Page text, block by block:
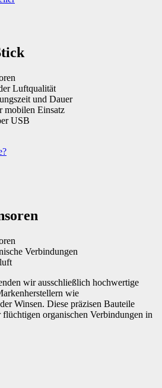
Luftqualität
und Dauer
mobilen Einsatz
USB
Verbindungen
wir ausschließlich hochwertige
wie
Winsen. Diese präzisen Bauteile
flüchtigen organischen Verbindungen in